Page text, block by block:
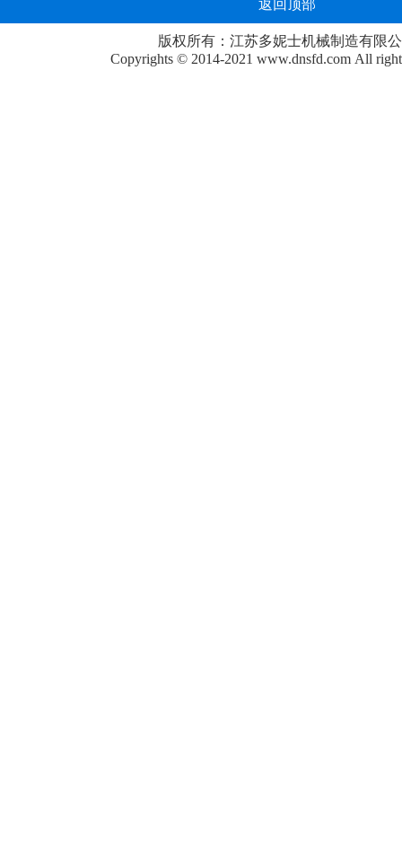
返回顶部
版权所有：江苏多妮士机械制造有限
Copyrights © 2014-2021 www.dnsfd.com All